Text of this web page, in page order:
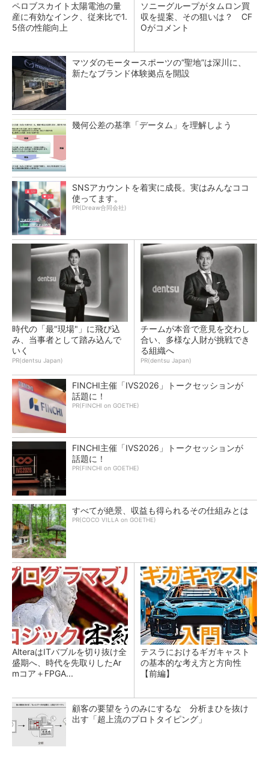
ペロブスカイト太陽電池の量
産に有効なインク、従来比で1.
5倍の性能向上
ソニーグループがタムロン買
収を提案、その狙いは？ CF
Oがコメント
マツダのモータースポーツの“聖地”は深川に、
新たなブランド体験拠点を開設
幾何公差の基準「データム」を理解しよう
SNSアカウントを着実に成長。実はみんなココ
使ってます。
PR(Dreaw合同会社)
時代の「最"現場"」に飛び込
み、当事者として踏み込んで
いく
PR(dentsu Japan)
チームが本音で意見を交わし
合い、多様な人財が挑戦でき
る組織へ
PR(dentsu Japan)
FINCHI主催「IVS2026」トークセッションが
話題に！
PR(FINCHI on GOETHE)
FINCHI主催「IVS2026」トークセッションが
話題に！
PR(FINCHI on GOETHE)
すべてが絶景、収益も得られるその仕組みとは
PR(COCO VILLA on GOETHE)
AlteraはITバブルを切り抜け全
盛期へ、時代を先取りしたAr
mコア＋FPGA...
テスラにおけるギガキャスト
の基本的な考え方と方向性
【前編】
顧客の要望をうのみにするな 分析まひを抜け
出す「超上流のプロトタイピング」